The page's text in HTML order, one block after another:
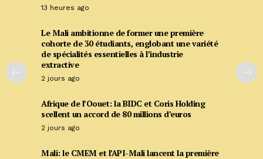
13 heures ago
Le Mali ambitionne de former une première
cohorte de 30 étudiants, englobant une variété
de spécialités essentielles à l’industrie
extractive
2 jours ago
Afrique de l’Oouet: la BIDC et Coris Holding
scellent un accord de 80 millions d’euros
2 jours ago
Mali: le CMEM et l’API-Mali lancent la première